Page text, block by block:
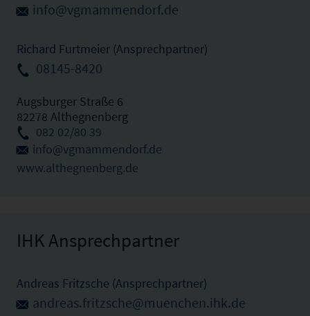
info@vgmammendorf.de
Richard Furtmeier (Ansprechpartner)
08145-8420
Augsburger Straße 6
82278 Althegnenberg
082 02/80 39
info@vgmammendorf.de
www.althegnenberg.de
IHK Ansprechpartner
Andreas Fritzsche (Ansprechpartner)
andreas.fritzsche@muenchen.ihk.de